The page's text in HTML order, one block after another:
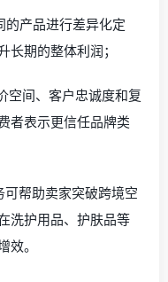
的产品进行差异化定
期的整体利润；
空间、客户忠诚度和复
者表示更信任品牌类
帮助卖家突破跨境空
洗护用品、护肤品等
效。